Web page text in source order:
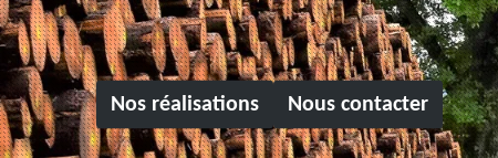
Nos réalisations Nous contacter